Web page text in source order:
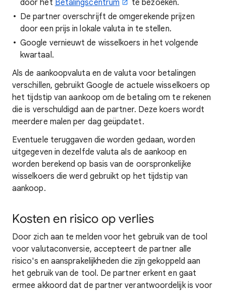
door het Betalingscentrum
te bezoeken.
De partner overschrijft de omgerekende prijzen
door een prijs in lokale valuta in te stellen.
Google vernieuwt de wisselkoers in het volgende
kwartaal.
Als de aankoopvaluta en de valuta voor betalingen
verschillen, gebruikt Google de actuele wisselkoers op
het tijdstip van aankoop om de betaling om te rekenen
die is verschuldigd aan de partner. Deze koers wordt
meerdere malen per dag geüpdatet.
Eventuele teruggaven die worden gedaan, worden
uitgegeven in dezelfde valuta als de aankoop en
worden berekend op basis van de oorspronkelijke
wisselkoers die werd gebruikt op het tijdstip van
aankoop.
Kosten en risico op verlies
Door zich aan te melden voor het gebruik van de tool
voor valutaconversie, accepteert de partner alle
risico's en aansprakelijkheden die zijn gekoppeld aan
het gebruik van de tool. De partner erkent en gaat
ermee akkoord dat de partner verantwoordelijk is voor